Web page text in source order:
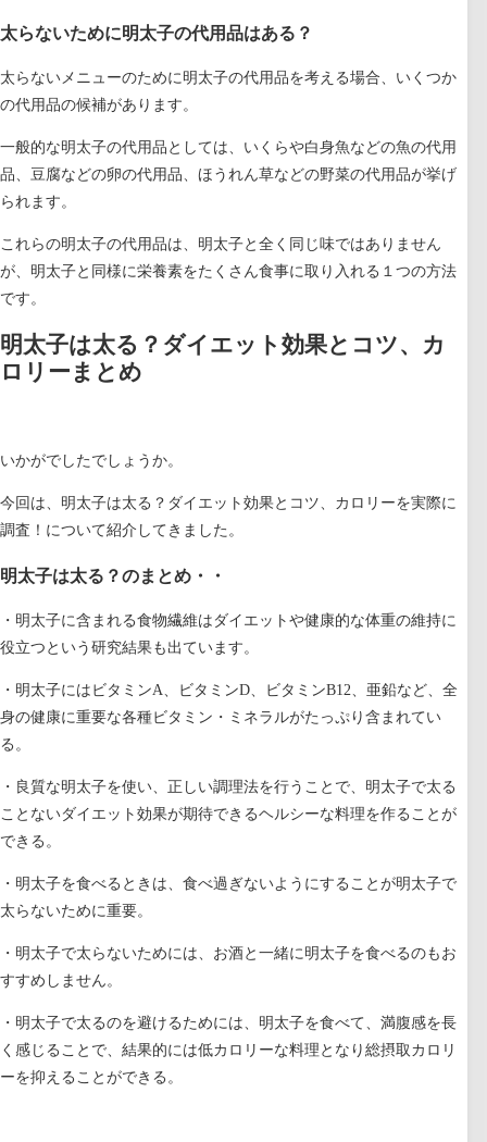
太らないために明太子の代用品はある？
太らないメニューのために明太子の代用品を考える場合、いくつか
の代用品の候補があります。
一般的な明太子の代用品としては、いくらや白身魚などの魚の代用
品、豆腐などの卵の代用品、ほうれん草などの野菜の代用品が挙げ
られます。
これらの明太子の代用品は、明太子と全く同じ味ではありません
が、明太子と同様に栄養素をたくさん食事に取り入れる１つの方法
です。
明太子は太る？ダイエット効果とコツ、カ
ロリーまとめ
いかがでしたでしょうか。
今回は、 明太子は太る？ダイエット効果とコツ、カロリーを実際に
調査！ について紹介してきました。
明太子は太る？のまとめ・・
・明太子に含まれる食物繊維はダイエットや健康的な体重の維持に
役立つという研究結果も出ています。
・明太子にはビタミンA、ビタミンD、ビタミンB12、亜鉛など、全
身の健康に重要な各種ビタミン・ミネラルがたっぷり含まれてい
る。
・良質な明太子を使い、正しい調理法を行うことで、明太子で太る
ことないダイエット効果が期待できるヘルシーな料理を作ることが
できる。
・明太子を食べるときは、食べ過ぎないようにすることが明太子で
太らないために重要。
・明太子で太らないためには、お酒と一緒に明太子を食べるのもお
すすめしません。
・明太子で太るのを避けるためには、明太子を食べて、満腹感を長
く感じることで、結果的には低カロリーな料理となり総摂取カロリ
ーを抑えることができる。